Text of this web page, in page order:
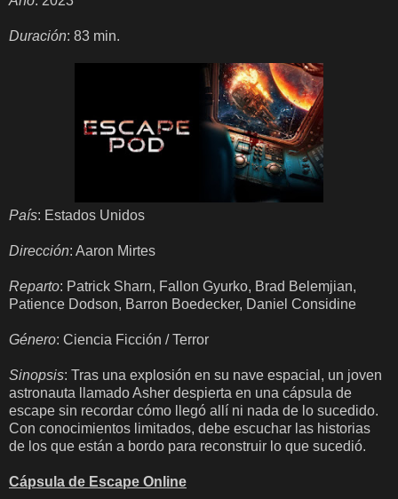
Duración: 83 min.
País: Estados Unidos
Dirección: Aaron Mirtes
Reparto: Patrick Sharn, Fallon Gyurko, Brad Belemjian,
Patience Dodson, Barron Boedecker, Daniel Considine
Género: Ciencia Ficción / Terror
Sinopsis: Tras una explosión en su nave espacial, un joven
astronauta llamado Asher despierta en una cápsula de
escape sin recordar cómo llegó allí ni nada de lo sucedido.
Con conocimientos limitados, debe escuchar las historias
de los que están a bordo para reconstruir lo que sucedió.
Cápsula de Escape Online